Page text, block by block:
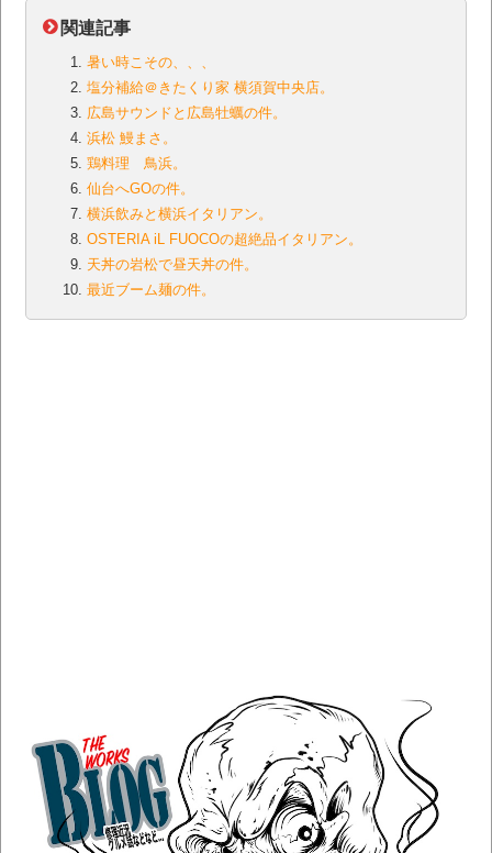
関連記事
暑い時こその、、、
塩分補給＠きたくり家 横須賀中央店。
広島サウンドと広島牡蠣の件。
浜松 鰻まさ。
鶏料理 鳥浜。
仙台へGOの件。
横浜飲みと横浜イタリアン。
OSTERIA iL FUOCOの超絶品イタリアン。
天丼の岩松で昼天丼の件。
最近ブーム麺の件。